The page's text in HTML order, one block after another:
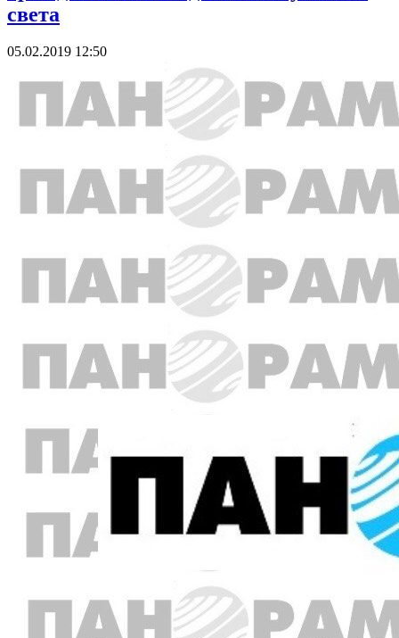
света
05.02.2019 12:50